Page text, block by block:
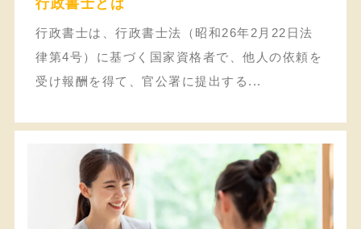
行政書士とは
行政書士は、行政書士法（昭和26年2月22日法
律第4号）に基づく国家資格者で、他人の依頼を
受け報酬を得て、官公署に提出する...